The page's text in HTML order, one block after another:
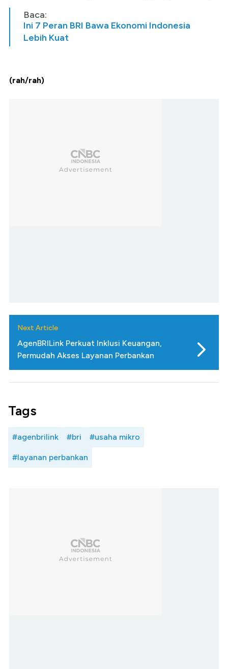
Baca:
Ini 7 Peran BRI Bawa Ekonomi Indonesia
Lebih Kuat
(rah/rah)
Next Article
AgenBRILink Perkuat Inklusi Keuangan,
Permudah Akses Layanan Perbankan
Tags
#agenbrilink #bri #usaha mikro
#layanan perbankan